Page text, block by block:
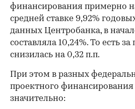
финансирования примерно
средней ставке 9,92%
данных Центробанка, в
составляла 10,24%. То есть
снизилась на 0,32 п.п.
При этом в разных
проектного финансирования
значительно: